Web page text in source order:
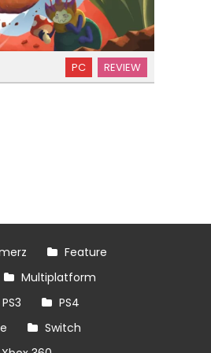
PC REVIEW
Feature
Multiplatform
PS3
PS4
Switch